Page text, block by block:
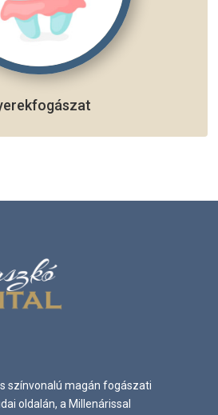
színvonalú magán fogászati
oldalán, a Millenárissal